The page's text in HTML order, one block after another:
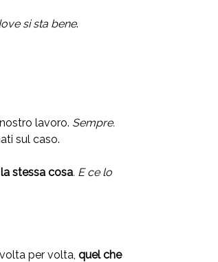
si sta bene.
lavoro. Sempre.
sul caso.
stessa cosa. E ce lo
per volta, quel che